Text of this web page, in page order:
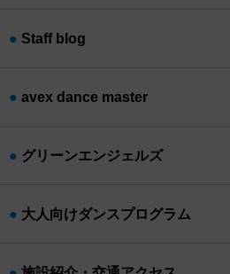
Staff blog
avex dance master
グリーンエンジェルズ
大人向けダンスプログラム